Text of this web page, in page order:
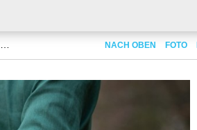
Ranger's Forest belt with bagsNACH OBEN FOTO